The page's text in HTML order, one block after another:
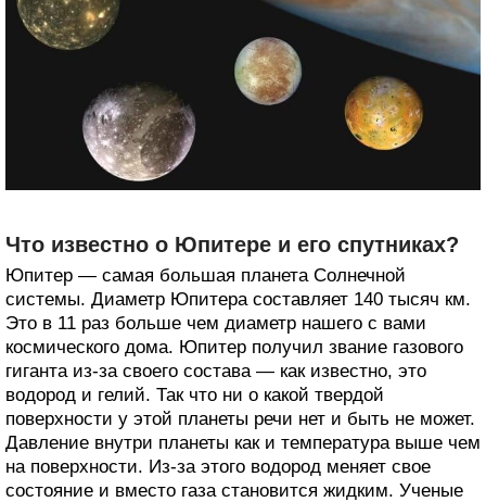
Что известно о Юпитере и его спутниках?
Юпитер — самая большая планета Солнечной
системы. Диаметр Юпитера составляет 140 тысяч км.
Это в 11 раз больше чем диаметр нашего с вами
космического дома. Юпитер получил звание газового
гиганта из-за своего состава — как известно, это
водород и гелий. Так что ни о какой твердой
поверхности у этой планеты речи нет и быть не может.
Давление внутри планеты как и температура выше чем
на поверхности. Из-за этого водород меняет свое
состояние и вместо газа становится жидким. Ученые